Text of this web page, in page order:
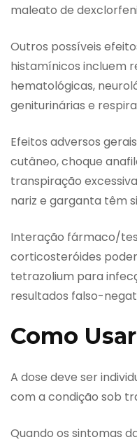
maleato de
Outros possíveis
histamínicos incluem
hematológicas,
geniturinárias e
Efeitos adversos
cutâneo, choque
transpiração
nariz e garganta têm
Interação fármaco/
corticosteróides
tetrazolium para
resultados falso-
Como
A dose deve ser
com a condição sob
Quando os sintomas